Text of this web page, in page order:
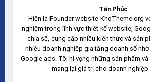
Tấn Phúc
Hiện là Founder website KhoTheme.org
nghiệm trong lĩnh vực thiết kế website,
chia sẽ, cung cấp nhiều kiến thức và sản
nhiều doanh nghiệp gia tăng doanh số nhờ
Google ads. Tôi hi vọng những sản phẩm
mang lại giá trị cho doanh nghiệp